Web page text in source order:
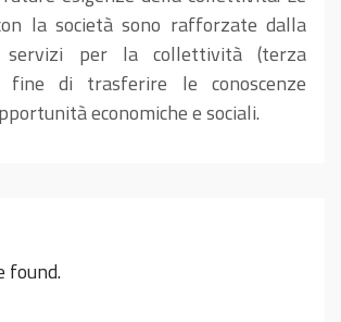
la società sono rafforzate dalla
per la collettività (terza
fine di trasferire le conoscenze
economiche e sociali.
found.